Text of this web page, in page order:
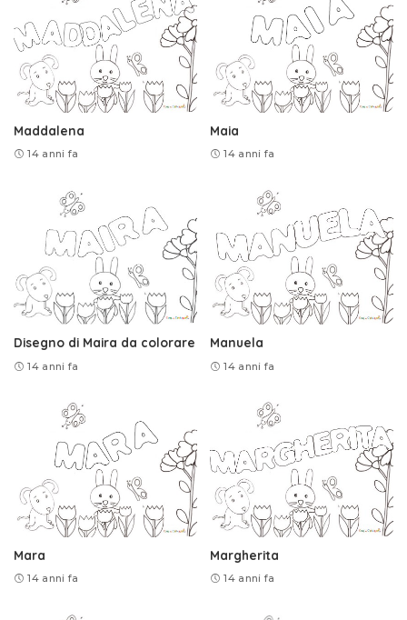
Maddalena
14 anni fa
Maia
14 anni fa
Disegno di Maira da colorare
14 anni fa
Manuela
14 anni fa
Mara
14 anni fa
Margherita
14 anni fa